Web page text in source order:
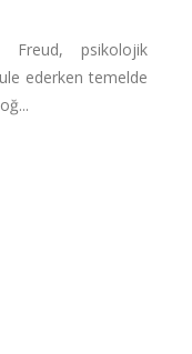
Freud, psikolojik
ederken temelde